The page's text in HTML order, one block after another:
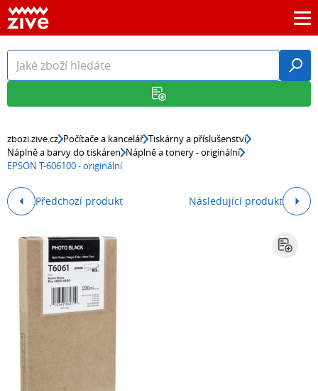
zbozi.zive.cz Počítače a kancelář Tiskárny a příslušenství
Náplně a barvy do tiskáren Náplně a tonery - originální
EPSON T-606100 - originální
Předchozí produkt Následující produkt